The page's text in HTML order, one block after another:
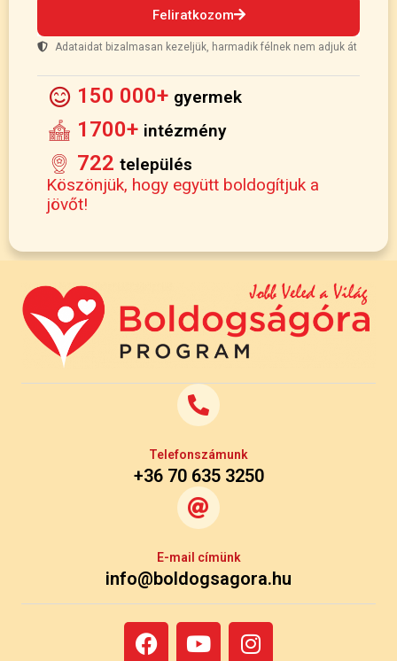
Feliratkozom
Adataidat bizalmasan kezeljük, harmadik félnek nem adjuk át
150 000+ gyermek
1700+ intézmény
722 település
Köszönjük, hogy együtt boldogítjuk a
jövőt!
Telefonszámunk
+36 70 635 3250
E-mail címünk
info@boldogsagora.hu